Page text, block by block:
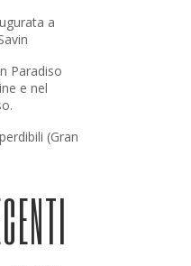
a
Paradiso
e nel
(Gran